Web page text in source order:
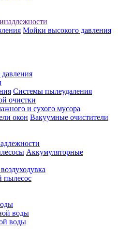
Мойки высокого давления
Системы пылеудаления
очистки
и сухого мусора
Вакуумные очистители
Аккумуляторные
пылесос
воды
воды